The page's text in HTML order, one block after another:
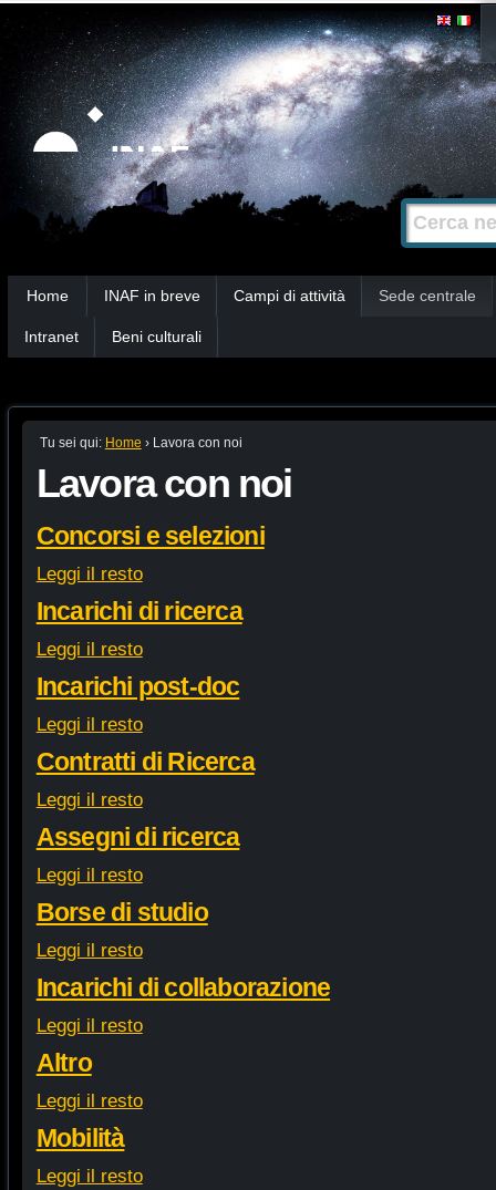
Strumenti
personali
Salta
contenuti.
|
Salta
alla
navigazione
Cerca nel
Ricerca
avanzata…
Home INAF in breve Campi di attività Sede centrale
Intranet Beni culturali
Tu sei qui: Home › Lavora con noi
Lavora con noi
Concorsi e selezioni
Leggi il resto
Incarichi di ricerca
Leggi il resto
Incarichi post-doc
Leggi il resto
Contratti di Ricerca
Leggi il resto
Assegni di ricerca
Leggi il resto
Borse di studio
Leggi il resto
Incarichi di collaborazione
Leggi il resto
Altro
Leggi il resto
Mobilità
Leggi il resto